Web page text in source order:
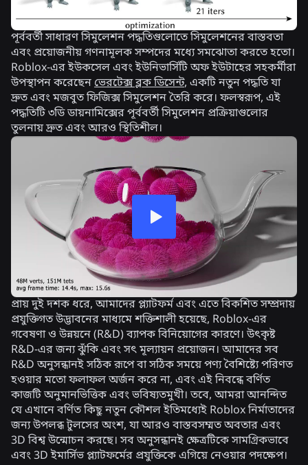
পূর্ববর্তী সাধারণ সিমুলেশন পদ্ধতিগুলোতে সিমুলেশনের বাস্তবতা
এবং প্রয়োজনীয় গণনামূলক সম্পদের মধ্যে সমঝোতা করতে হতো।
Roblox-এর ইউকসেল এবং ইউনিভার্সিটি অফ ইউটাহের সহকর্মীরা
উপস্থাপন করেছেনভেরটেক্স ব্লক ডিসেন্ট, একটি নতুন পদ্ধতি যা
দ্রুত এবং মজবুত ফিজিক্স সিমুলেশন তৈরি করে। ফলস্বরূপ, এই
পদ্ধতিটি ৩ডি ডায়নামিক্সের পূর্ববর্তী সিমুলেশন প্রক্রিয়াগুলোর
তুলনায় দ্রুত এবং আরও স্থিতিশীল।
প্রায় দুই দশক ধরে, আমাদের প্ল্যাটফর্ম এবং এতে বিকশিত সম্প্রদায়
প্রযুক্তিগত উদ্ভাবনের মাধ্যমে শক্তিশালী হয়েছে, Roblox-এর
গবেষণা ও উন্নয়নে (R&D) ব্যাপক বিনিয়োগের কারণে। উৎকৃষ্ট
R&D-এর জন্য ঝুঁকি এবং সৎ মূল্যায়ন প্রয়োজন। আমাদের সব
R&D অনুসন্ধানই সঠিক রূপে বা সঠিক সময়ে পণ্য বৈশিষ্ট্যে পরিণত
হওয়ার মতো ফলাফল অর্জন করে না, এবং এই নিবন্ধে বর্ণিত
কাজটি অনুমানভিত্তিক এবং ভবিষ্যতমুখী। তবে, আমরা আনন্দিত
যে এখানে বর্ণিত কিছু নতুন কৌশল ইতিমধ্যেই Roblox নির্মাতাদের
জন্য উপলব্ধ টুলসের অংশ, যা আরও বাস্তবসম্মত অবতার এবং
3D বিশ্ব উন্মোচন করছে। সব অনুসন্ধানই ক্ষেত্রটিকে সামগ্রিকভাবে
এবং 3D ইমার্সিভ প্ল্যাটফর্মের প্রযুক্তিকে এগিয়ে নেওয়ার পদক্ষেপ।